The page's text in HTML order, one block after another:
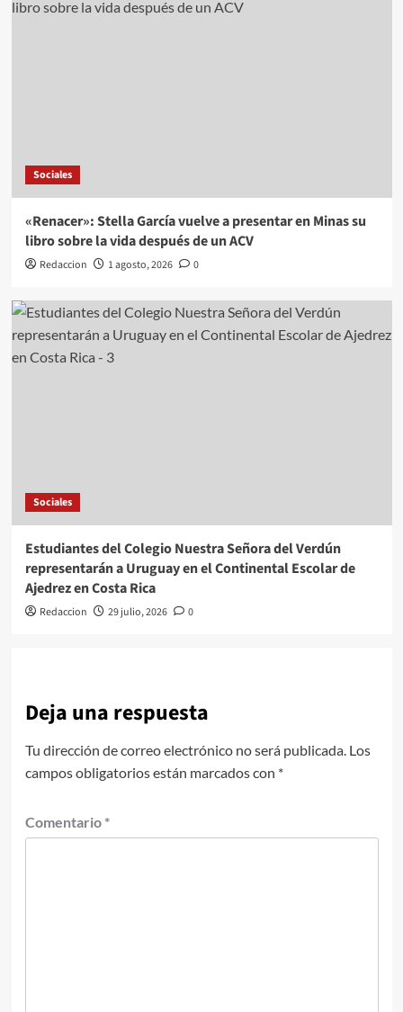
Sociales
«Renacer»: Stella García vuelve a presentar en Minas su
libro sobre la vida después de un ACV
Redaccion 1 agosto, 2026 0
Sociales
Estudiantes del Colegio Nuestra Señora del Verdún
representarán a Uruguay en el Continental Escolar de
Ajedrez en Costa Rica
Redaccion 29 julio, 2026 0
Deja una respuesta
Tu dirección de correo electrónico no será publicada. Los
campos obligatorios están marcados con *
Comentario *